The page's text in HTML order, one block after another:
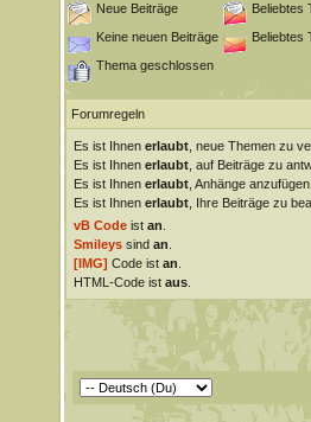
Neue Beiträge
Beliebtes
Keine neuen Beiträge
Beliebtes
Thema geschlossen
Forumregeln
Es ist Ihnen erlaubt, neue Themen zu
Es ist Ihnen erlaubt, auf Beiträge zu
Es ist Ihnen erlaubt, Anhänge anzufügen.
Es ist Ihnen erlaubt, Ihre Beiträge zu
vB Codeist an
Smileyssind an
[IMG] Code ist an
HTML-Code ist aus.